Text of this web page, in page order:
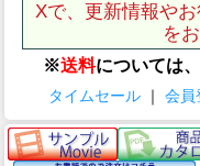
Xで、更新情報や
を
※送料については、
タイムセール ｜ 会員